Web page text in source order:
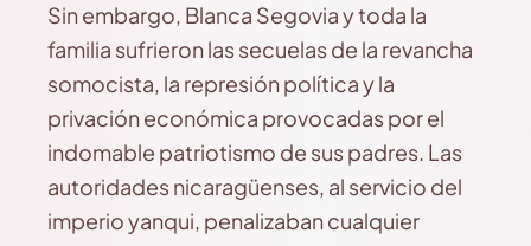
Sin embargo, Blanca Segovia y toda la
familia sufrieron las secuelas de la revancha
somocista, la represión política y la
privación económica provocadas por el
indomable patriotismo de sus padres. Las
autoridades nicaragüenses, al servicio del
imperio yanqui, penalizaban cualquier